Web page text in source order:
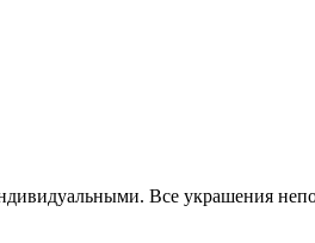
Все украшения